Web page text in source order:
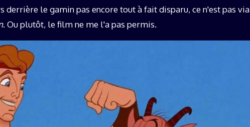
le gamin pas encore tout à fait disparu, ce n'est pas via
. Ou plutôt, le film ne me l'a pas permis.